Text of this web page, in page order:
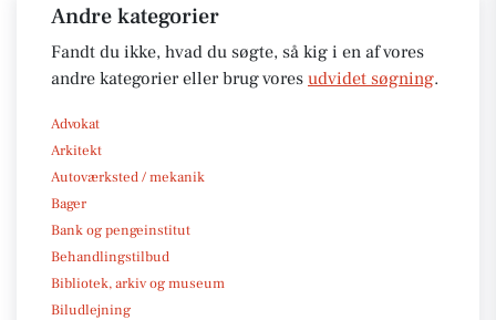
Andre kategorier
Fandt du ikke, hvad du søgte, så kig i en af vores
andre kategorier eller brug vores udvidet søgning.
Advokat
Arkitekt
Autoværksted / mekanik
Bager
Bank og pengeinstitut
Behandlingstilbud
Bibliotek, arkiv og museum
Biludlejning